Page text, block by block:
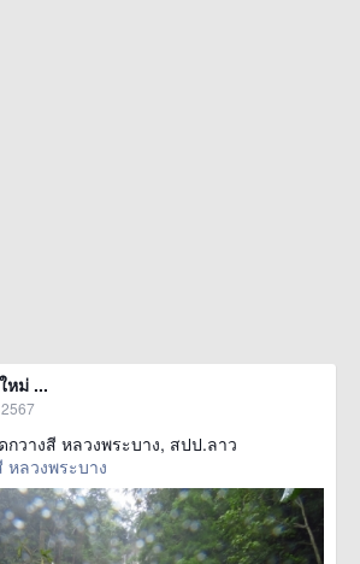
หม่ ...
วางสี หลวงพระบาง, สปป.ลาว
หลวงพระบาง